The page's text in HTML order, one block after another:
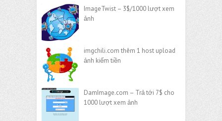
ImageTwist – 3$/1000 lượt xem
ảnh
imgchili.com thêm 1 host upload
ảnh kiếm tiền
DamImage.com – Trả tới 7$ cho
1000 lượt xem ảnh